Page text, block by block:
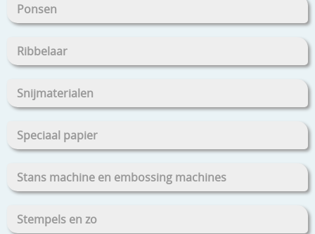
Ponsen
Ribbelaar
Snijmaterialen
Speciaal papier
Stans machine en embossing machines
Stempels en zo